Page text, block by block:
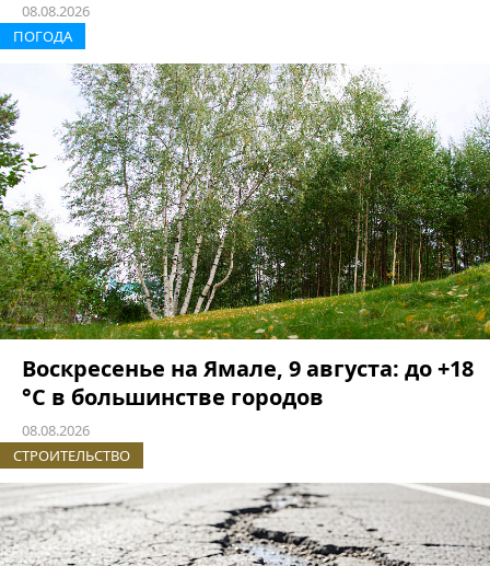
08.08.2026
ПОГОДА
Воскресенье на Ямале, 9 августа: до +18
°C в большинстве городов
08.08.2026
СТРОИТЕЛЬСТВО